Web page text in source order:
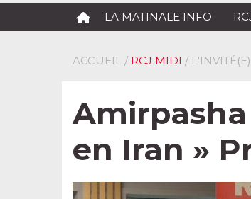
LA MATINALE INFO
ACCUEIL / RCJ MIDI /
en Iran »